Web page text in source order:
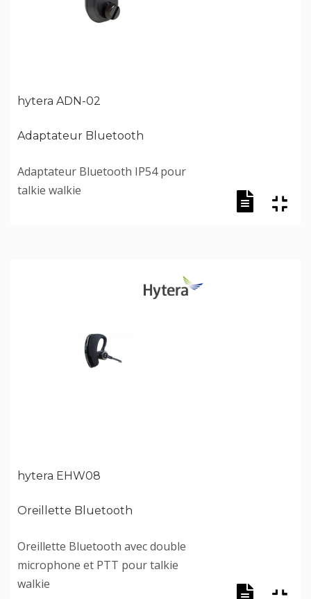
hytera ADN-02
Adaptateur Bluetooth
Adaptateur Bluetooth IP54 pour
talkie walkie
hytera EHW08
Oreillette Bluetooth
Oreillette Bluetooth avec double
microphone et PTT pour talkie
walkie